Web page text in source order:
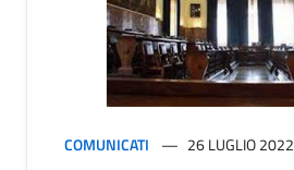
COMUNICATI 26 LUGLIO 2022